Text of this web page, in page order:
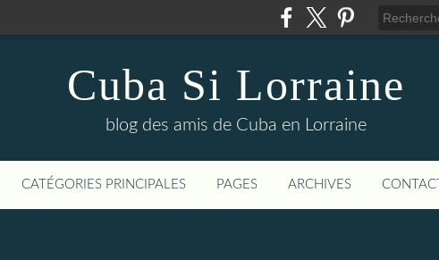
Cuba Si Lorraine
blog des amis de Cuba en Lorraine
CATÉGORIES PRINCIPALES PAGES ARCHIVES CONTACT